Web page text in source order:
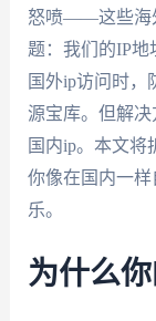
怒喷——这些海
题：我们的IP地
国外ip访问时，
源宝库。但解
国内ip。本文将
你像在国内一
乐。
为什么